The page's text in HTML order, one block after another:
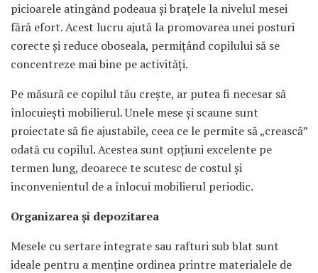
picioarele atingând podeaua și brațele la nivelul mesei
fără efort. Acest lucru ajută la promovarea unei posturi
corecte și reduce oboseala, permițând copilului să se
concentreze mai bine pe activități.
Pe măsură ce copilul tău crește, ar putea fi necesar să
înlocuiești mobilierul. Unele mese și scaune sunt
proiectate să fie ajustabile, ceea ce le permite să „crească”
odată cu copilul. Acestea sunt opțiuni excelente pe
termen lung, deoarece te scutesc de costul și
inconvenientul de a înlocui mobilierul periodic.
Organizarea și depozitarea
Mesele cu sertare integrate sau rafturi sub blat sunt
ideale pentru a menține ordinea printre materialele de